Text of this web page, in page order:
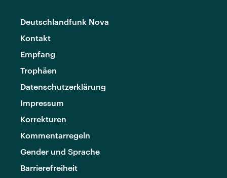
Deutschlandfunk Nova
Kontakt
Empfang
Trophäen
Datenschutzerklärung
Impressum
Korrekturen
Kommentarregeln
Gender und Sprache
Barrierefreiheit